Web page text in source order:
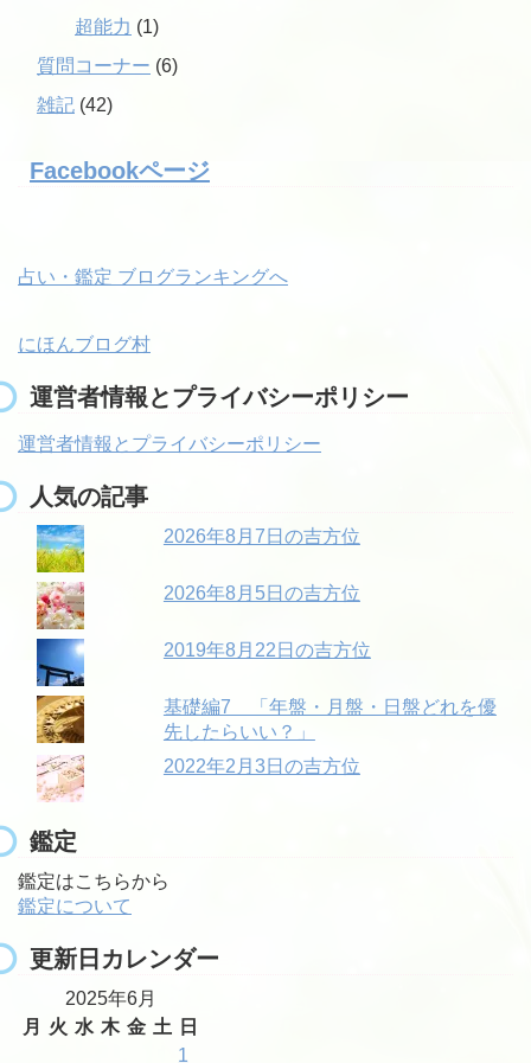
超能力 (1)
質問コーナー (6)
雑記 (42)
Facebookページ
占い・鑑定 ブログランキングへ
にほんブログ村
運営者情報とプライバシーポリシー
運営者情報とプライバシーポリシー
人気の記事
2026年8月7日の吉方位
2026年8月5日の吉方位
2019年8月22日の吉方位
基礎編7 「年盤・月盤・日盤どれを優
先したらいい？」
2022年2月3日の吉方位
鑑定
鑑定はこちらから
鑑定について
更新日カレンダー
2025年6月
月
火 水 木 金 土
日
1